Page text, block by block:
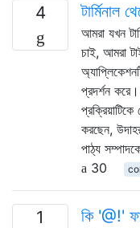
4 টার্মিনাল
আমরা যখন
চাই, আমরা
প্রদর্শন করে।
করছেন,
পাঠ্য
30
1 কি '@!'